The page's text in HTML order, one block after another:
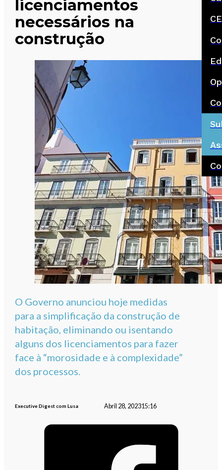
licenciamentos
necessários na
construção
O Governo anunciou hoje medidas
para a simplificação da construção de
habitação, eliminando ou isentando
alguns dos licenciamentos para fazer
face à “morosidade e à complexidade”
dos processos.
Executive Digest com Lusa Abril 28, 202315:16